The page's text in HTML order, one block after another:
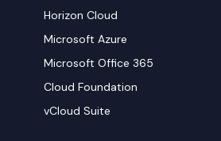
Horizon Cloud
Microsoft Azure
Microsoft Office 365
Cloud Foundation
vCloud Suite